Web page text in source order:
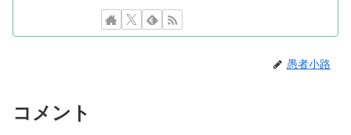
愚者小路
コメント